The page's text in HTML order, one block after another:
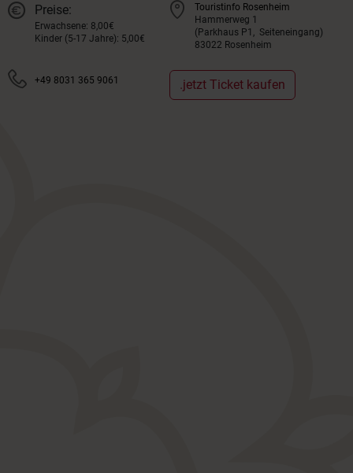
Preise:
Erwachsene: 8,00€
Kinder (5-17 Jahre): 5,00€
Touristinfo Rosenheim
Hammerweg 1
(Parkhaus P1, Seiteneingang)
83022 Rosenheim
+49 8031 365 9061 .jetzt Ticket kaufen